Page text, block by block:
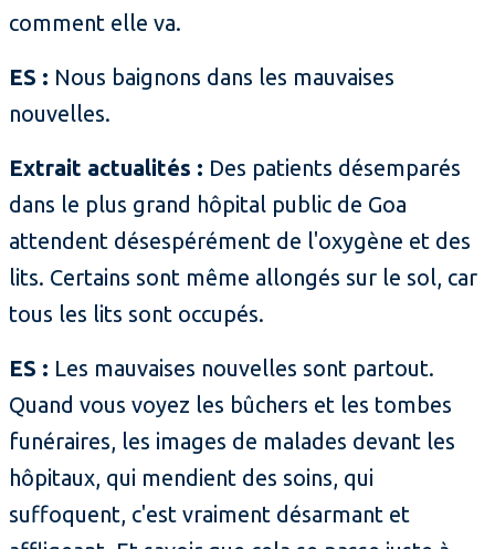
comment elle va.
ES : Nous baignons dans les mauvaises
nouvelles.
Extrait actualités : Des patients désemparés
dans le plus grand hôpital public de Goa
attendent désespérément de l'oxygène et des
lits. Certains sont même allongés sur le sol, car
tous les lits sont occupés.
ES : Les mauvaises nouvelles sont partout.
Quand vous voyez les bûchers et les tombes
funéraires, les images de malades devant les
hôpitaux, qui mendient des soins, qui
suffoquent, c'est vraiment désarmant et